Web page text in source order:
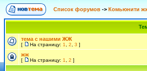
Список форумов -> Комьюнити
тема с нашими ЖЖ
[ На страницу: 1 2 3 ]
жж
[ На страницу: 1 2 ]